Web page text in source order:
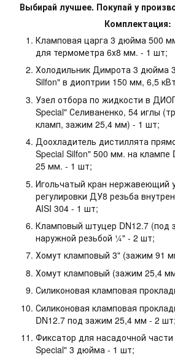
Выбирай лучшее. Покупай у
Комплектация:
Кламповая царга 3 дюйма 500
для термометра 6х8 мм. - 1 шт;
Холодильник Димрота 3 дюйма
Silfon" в диоптрии 150 мм, 6,5
Узел отбора по жидкости в
Special" Селиваненко, 54 иглы
кламп, зажим 25,4 мм) - 1 шт;
Доохладитель дистиллята
Special Silfon" 500 мм. на клампе
25 мм. - 1 шт;
Игольчатый кран нержавеющий
регулировки ДУ8 резьба
AISI 304 - 1 шт;
Кламповый штуцер DN12.7 (под
наружной резьбой ¼" - 2 шт;
Хомут кламповый 3" (зажим 91
Хомут кламповый (зажим 25,4
Силиконовая кламповая
Силиконовая кламповая
DN12.7 под зажим 25,4 мм - 2 шт;
Фиксатор для насадочной части
Special" 3 дюйма - 1 шт;